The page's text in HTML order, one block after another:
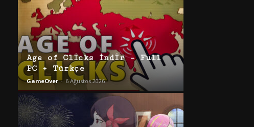
Age of Clicks İndir – Full
PC + Türkçe
GameOver - 6 Ağustos 2026